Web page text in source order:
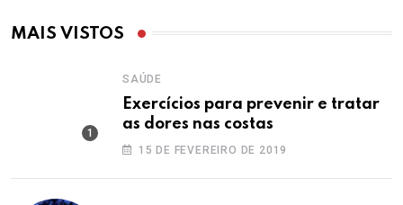
MAIS VISTOS
SAÚDE
Exercícios para prevenir e tratar
as dores nas costas
15 DE FEVEREIRO DE 2019